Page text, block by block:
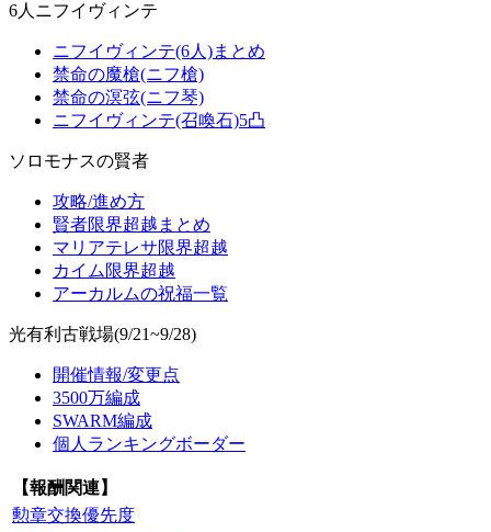
6人ニフイヴィンテ
ニフイヴィンテ(6人)まとめ
禁命の魔槍(ニフ槍)
禁命の溟弦(ニフ琴)
ニフイヴィンテ(召喚石)5凸
ソロモナスの賢者
攻略/進め方
賢者限界超越まとめ
マリアテレサ限界超越
カイム限界超越
アーカルムの祝福一覧
光有利古戦場(9/21~9/28)
開催情報/変更点
3500万編成
SWARM編成
個人ランキングボーダー
【報酬関連】
勲章交換優先度